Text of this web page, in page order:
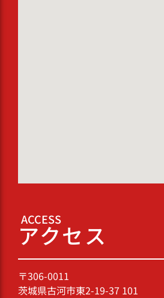
ACCESS
アクセス
〒306-0011
茨城県古河市東2-19-37 101